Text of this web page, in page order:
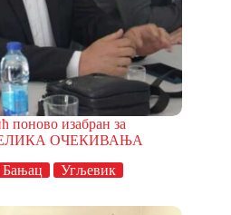
изабран за
ВЕЛИКА ОЧЕКИВАЊА
Бањац Угљевик